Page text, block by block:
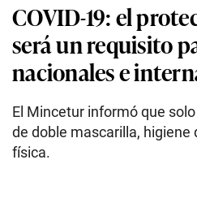
COVID-19: el
será un requisito
nacionales e
El Mincetur informó que
de doble mascarilla, higiene
física.